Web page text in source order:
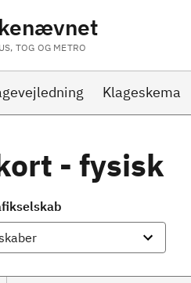
TOG OG METRO
Klageskema
- fysisk